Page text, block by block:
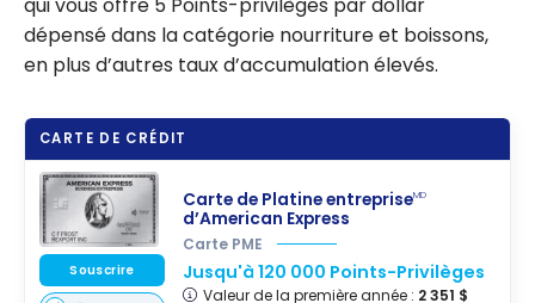
dépensé dans la catégorie nourriture et boissons,
en plus d’autres taux d’accumulation élevés.
CARTE DE CRÉDIT
Carte de Platine entrepriseMD
d’American Express
Carte PME
Jusqu'à 120 000 Points-Privilèges
Valeur de la première année : 2 351 $
Souscrire